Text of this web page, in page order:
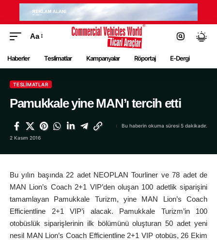
Aa
Haberler Teslimatlar Kampanyalar Röportaj E-Dergi
TESLIMATLAR
Pamukkale yine MAN’ı tercih etti
2 Kasım 2016
Bu haberin okuma süresi 5 dakikadır.
Bu yılın başında 22 adet NEOPLAN Tourliner ve 78 adet de
MAN Lion’s Coach 2+1 VIP’den oluşan 100 adetlik siparişini
tamamlayan Pamukkale Turizm, yine MAN Lion’s Coach
Efficientline 2+1 VIP’i alacak. Pamukkale Turizm’in 100
otobüslük siparişlerinin ilk bölümünü oluşturan 50 adet yeni
nesil MAN Lion’s Coach Efficientline 2+1 VIP otobüs, 26 Ekim